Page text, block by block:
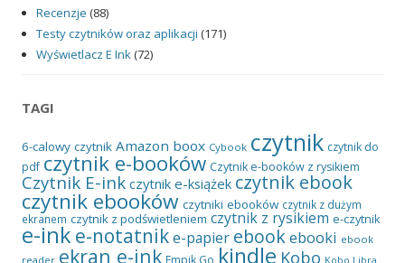
Recenzje (88)
Testy czytników oraz aplikacji (171)
Wyświetlacz E Ink(72)
TAGI
6-calowy czytnik Amazon boox Cybook czytnik czytnik do
pdf czytnik e-booków Czytnik e-booków z rysikiem
Czytnik E-ink czytnik e-książek czytnik ebook
czytnik ebooków czytniki ebooków czytnik z dużym
ekranem czytnik z podświetleniem czytnik z rysikiem e-czytnik
e-ink e-notatnike-papier ebookebooki ebook
reader ekran e-ink kindle Kobo